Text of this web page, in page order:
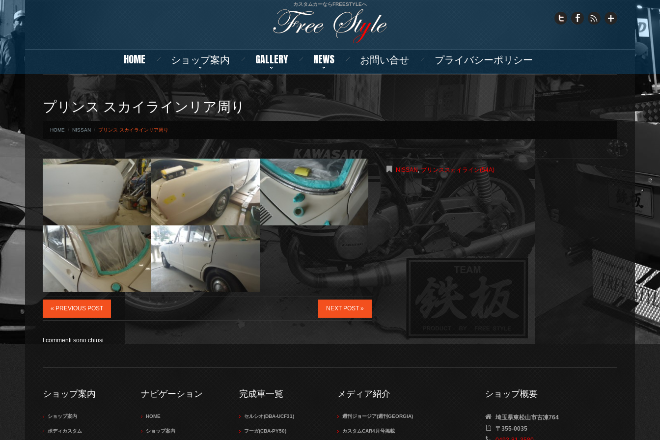
カスタムカーならFREESTYLEへ
HOME ショップ案内 GALLERY NEWS お問い合せ プライバシーポリシー
プリンス スカイラインリア周り
HOME NISSAN プリンス スカイラインリア周り
« PREVIOUS POST NEXT POST »
NISSAN,プリンススカイライン(54A)
I commenti sono chiusi
ショップ案内
ショップ案内
ボディカスタム
ナビゲーション
HOME
ショップ案内
完成車一覧
セルシオ(DBA-UCF31)
フーガ(CBA-PY50)
メディア紹介
週刊ジョージア(週刊GEORGIA)
カスタムCAR4月号掲載
ショップ概要
埼玉県東松山市古凍764
〒355-0035